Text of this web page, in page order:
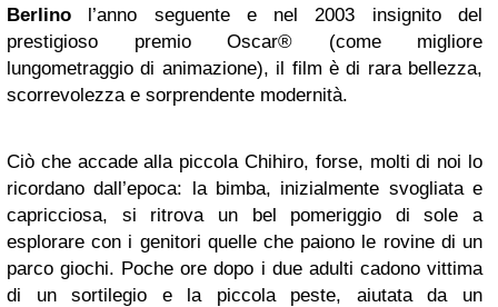
Berlino l’anno seguente e nel 2003 insignito del
prestigioso premio Oscar® (come migliore
lungometraggio di animazione), il film è di rara bellezza,
scorrevolezza e sorprendente modernità.
Ciò che accade alla piccola Chihiro, forse, molti di noi lo
ricordano dall’epoca: la bimba, inizialmente svogliata e
capricciosa, si ritrova un bel pomeriggio di sole a
esplorare con i genitori quelle che paiono le rovine di un
parco giochi. Poche ore dopo i due adulti cadono vittima
di un sortilegio e la piccola peste, aiutata da un